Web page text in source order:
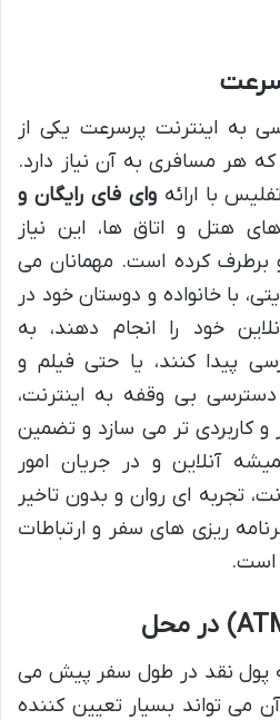
به اینترنت پرسرعت یکی از
هر مسافری به آن نیاز دارد.
با ارائهوای فای رایگان و
هتل و اتاق ها، این نیاز
برطرف کرده است. مهمانان می
با خانواده و دوستان خود در
خود را انجام دهند، به
پیدا کنند، یا حتی فیلم و
بی وقفه به اینترنت،
و کاربردی تر می سازد و تضمین
آنلاین و در جریان امور
تجربه ای روان و بدون تاخیر
ریزی های سفر و ارتباطات
است.
پول نقد در طول سفر پیش می
می تواند بسیار تعیین کننده